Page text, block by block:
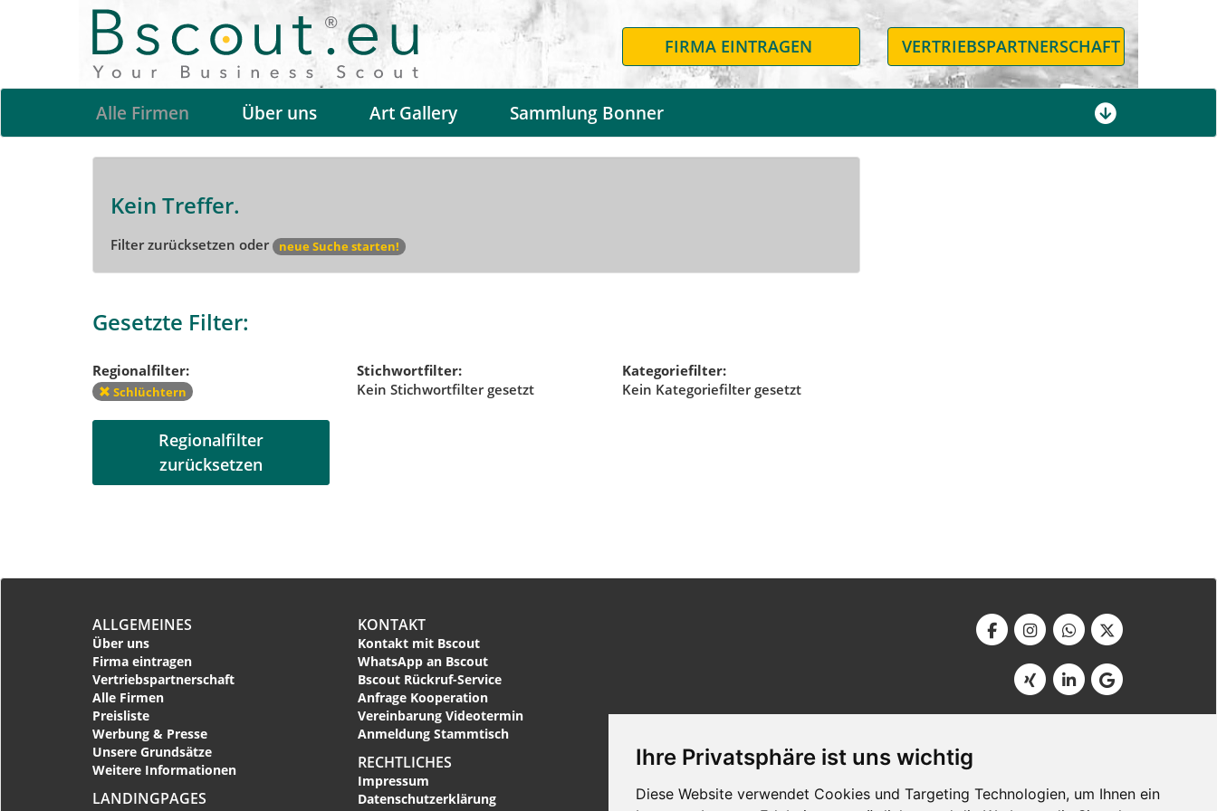
Ihre Privatsphäre ist uns wichtig
Diese Website verwendet Cookies und Targeting Technologien, um Ihnen ein
FIRMA EINTRAGEN VERTRIEBSPARTNERSCHAFT
Alle Firmen Über uns Art Gallery Sammlung Bonner
Kein Treffer.
Filter zurücksetzen oder neue Suche starten!
Gesetzte Filter:
Regionalfilter:
Schlüchtern
Stichwortfilter:
Kein Stichwortfilter gesetzt
Kategoriefilter:
Kein Kategoriefilter gesetzt
Regionalfilter
zurücksetzen
ALLGEMEINES
Über uns
Firma eintragen
Vertriebspartnerschaft
Alle Firmen
Preisliste
Werbung & Presse
Unsere Grundsätze
Weitere Informationen
LANDINGPAGES
KONTAKT
Kontakt mit Bscout
WhatsApp an Bscout
Bscout Rückruf-Service
Anfrage Kooperation
Vereinbarung Videotermin
Anmeldung Stammtisch
RECHTLICHES
Impressum
Datenschutzerklärung